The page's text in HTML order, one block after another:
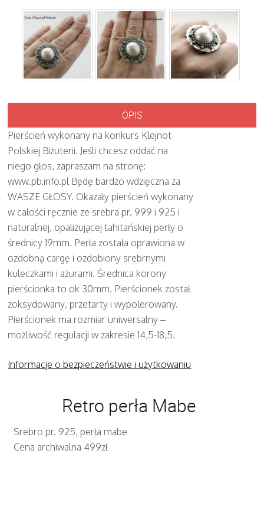
OPIS
Pierścień wykonany na konkurs Klejnot
Polskiej Biżuterii. Jeśli chcesz oddać na
niego głos, zapraszam na stronę:
www.pb.info.pl Będę bardzo wdzięczna za
WASZE GŁOSY. Okazały pierścień wykonany
w całości ręcznie ze srebra pr. 999 i 925 i
naturalnej, opalizującej tahitańskiej perły o
średnicy 19mm. Perła została oprawiona w
ozdobną cargę i ozdobiony srebrnymi
kuleczkami i ażurami. Średnica korony
pierścionka to ok 30mm. Pierścionek został
zoksydowany, przetarty i wypolerowany.
Pierścionek ma rozmiar uniwersalny –
możliwość regulacji w zakresie 14,5-18,5.
Informacje o bezpieczeństwie i użytkowaniu
Retro perła Mabe
Srebro pr. 925, perła mabe
Cena archiwalna 499zł